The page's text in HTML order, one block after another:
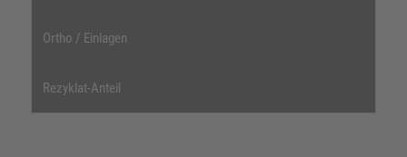
Ortho / Einlagen
Rezyklat-Anteil